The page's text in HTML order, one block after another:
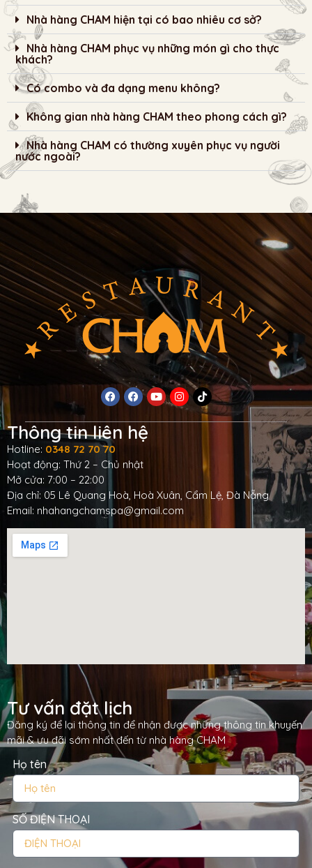
Nhà hàng CHAM hiện tại có bao nhiêu cơ sở?
Nhà hàng CHAM phục vụ những món gì cho thực
khách?
Có combo và đa dạng menu không?
Không gian nhà hàng CHAM theo phong cách gì?
Nhà hàng CHAM có thường xuyên phục vụ người
nước ngoài?
Thông tin liên hệ
Hotline: 0348 72 70 70
Hoạt động: Thứ 2 – Chủ nhật
Mở cửa: 7:00 – 22:00
Địa chỉ: 05 Lê Quang Hoà, Hoà Xuân, Cẩm Lệ, Đà Nẵng
Email: nhahangchamspa@gmail.com
Tư vấn đặt lịch
Đăng ký để lại thông tin để nhận được những thông tin khuyến
mãi & ưu đãi sớm nhất đến từ nhà hàng CHAM
Họ tên
SỐ ĐIỆN THOẠI